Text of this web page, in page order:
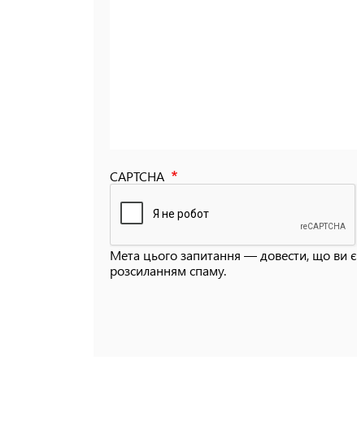
CAPTCHA
Мета цього запитання — довести, що ви є
розсиланням спаму.